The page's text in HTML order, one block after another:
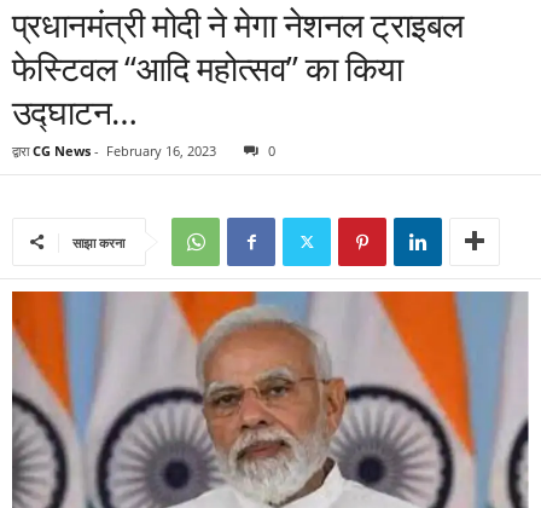
प्रधानमंत्री मोदी ने मेगा नेशनल ट्राइबल
फेस्टिवल “आदि महोत्सव” का किया
उद्घाटन…
द्वारा CG News - February 16, 2023 0
साझा करना